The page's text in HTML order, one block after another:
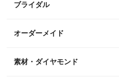
ブライダル
オーダーメイド
素材・ダイヤモンド